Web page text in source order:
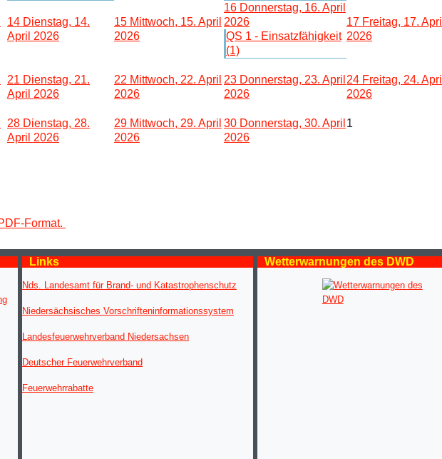
14 Dienstag, 14.
April 2026
15 Mittwoch, 15. April
2026
16 Donnerstag, 16. April
2026
QS 1 - Einsatzfähigkeit
(1)
17 Freitag, 17. April
2026
21 Dienstag, 21.
April 2026
22 Mittwoch, 22. April
2026
23 Donnerstag, 23. April
2026
24 Freitag, 24. April
2026
28 Dienstag, 28.
April 2026
29 Mittwoch, 29. April
2026
30 Donnerstag, 30. April
2026
1
Format.
Links
Nds. Landesamt für Brand- und Katastrophenschutz
Niedersächsisches Vorschrifteninformationssystem
Landesfeuerwehrverband Niedersachsen
Deutscher Feuerwehrverband
Feuerwehrrabatte
Wetterwarnungen des DWD